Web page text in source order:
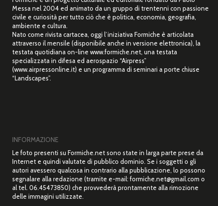
Messa nel 2004 ed animato da un gruppo di trentenni con passione
civile e curiosità per tutto ciò che è politica, economia, geografia,
ambiente e cultura.
Nato come rivista cartacea, oggi l’iniziativa Formiche è articolata
attraverso il mensile (disponibile anche in versione elettronica), la
testata quotidiana on-line www.formiche.net, una testata
specializzata in difesa ed aerospazio “Airpress”
(www.airpressonline.it) e un programma di seminari a porte chiuse
“Landscapes”.
INFORMAZIONE
Le foto presenti su Formiche.net sono state in larga parte prese da
Internet e quindi valutate di pubblico dominio. Se i soggetti o gli
autori avessero qualcosa in contrario alla pubblicazione, lo possono
segnalare alla redazione (tramite e-mail: formiche.net@gmail.com o
al tel. 06.45473850) che provvederà prontamente alla rimozione
delle immagini utilizzate.